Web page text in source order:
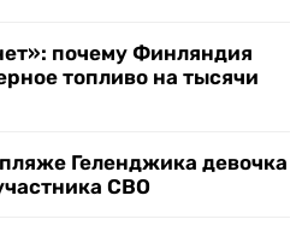
почему Финляндия
топливо на тысячи
Геленджика девочка
СВО